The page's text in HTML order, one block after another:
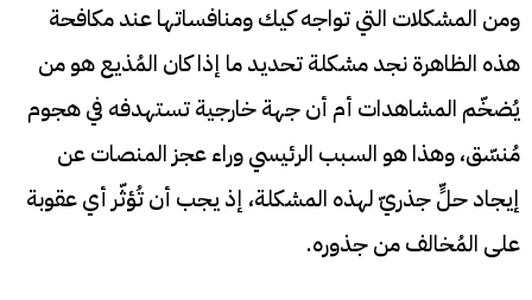
ومن المشكلات التي تواجه كيك ومنافساتها عند مكافحة
هذه الظاهرة نجد مشكلة تحديد ما إذا كان المُذيع هو من
يُضخّم المشاهدات أم أن جهة خارجية تستهدفه في هجوم
مُنسّق، وهذا هو السبب الرئيسي وراء عجز المنصات عن
إيجاد حلٍّ جذريّ لهذه المشكلة، إذ يجب أن تُؤثّر أي عقوبة
على المُخالف من جذوره.